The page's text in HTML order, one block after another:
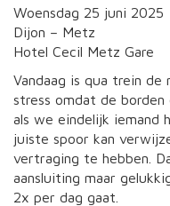
Woensdag 25 juni 2025
Dijon – Metz
Hotel Cecil Metz Gare
Vandaag is qua trein de
stress omdat de
als we eindelijk iemand
juiste spoor kan
vertraging te hebben.
aansluiting maar
2x per dag gaat.